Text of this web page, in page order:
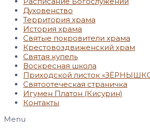
Духовенство
Территория храма
История храма
Святые покровители храма
Крестовоздвиженский храм
Святая купель
Воскресная школа
Приходской листок
Святоотеческая страничка
Игумен Платон (Кисурин)
Контакты
Menu